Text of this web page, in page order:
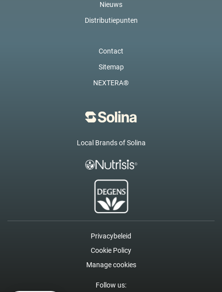
Nieuws
Distributiepunten
Contact
Sitemap
NEXTERA®
Local Brands of Solina
Privacybeleid
Cookie Policy
Manage cookies
Follow us: